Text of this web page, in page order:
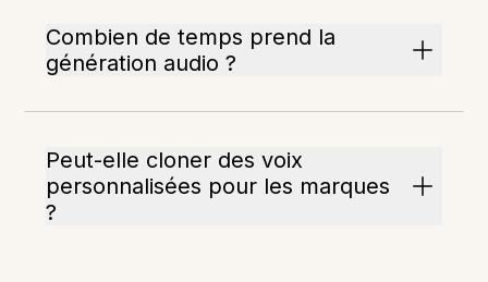
Combien de temps prend la
génération audio ?
Peut-elle cloner des voix
personnalisées pour les marques
?